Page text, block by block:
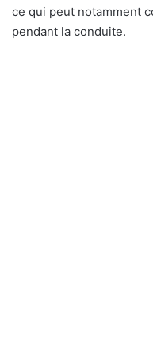
ce qui peut notamment
pendant la conduite.